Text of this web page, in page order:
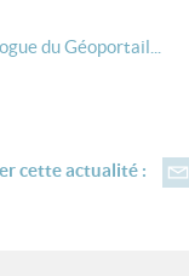
du Géoportail...
cette actualité :